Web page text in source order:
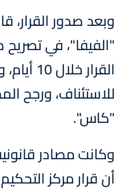
وبعد صدور
"الفيفا"، في
للاستئناف، ورجح
"كاس".
وكانت مصادر
أن قرار مركز